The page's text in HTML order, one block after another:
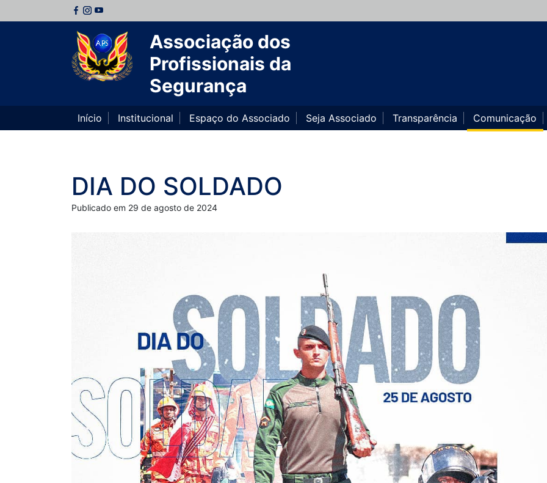
Associação dos
Profissionais da
Segurança
Início Institucional Espaço do Associado Seja Associado Transparência Comunicação
DIA DO SOLDADO
Publicado em 29 de agosto de 2024